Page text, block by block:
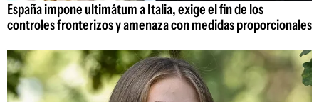
España impone ultimátum a Italia, exige el fin de los
controles fronterizos y amenaza con medidas proporcionales